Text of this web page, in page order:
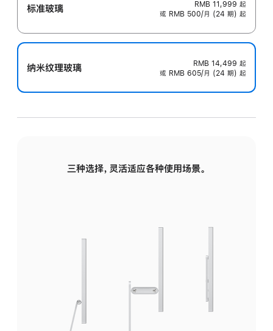
标准玻璃 RMB 11,999 起
或 RMB 500/月 (24 期) 起
纳米纹理玻璃 RMB 14,499 起
或 RMB 605/月 (24 期) 起
三种选择，灵活适应各种使用场景。